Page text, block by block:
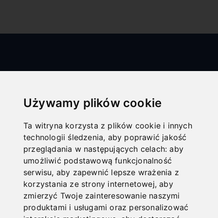
Używamy plików cookie
Ta witryna korzysta z plików cookie i innych
technologii śledzenia, aby poprawić jakość
przeglądania w następujących celach:aby
umożliwić podstawową funkcjonalność
serwisu, aby zapewnić lepsze wrażenia z
korzystania ze strony internetowej,aby
zmierzyć Twoje zainteresowanie naszymi
produktami i usługami oraz personalizować
All categories
Drewno
Metal
Technika transportowania
Obróbka blachy